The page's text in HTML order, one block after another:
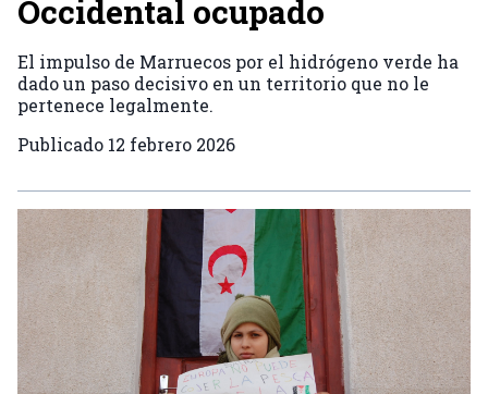
Occidental ocupado
El impulso de Marruecos por el hidrógeno verde ha
dado un paso decisivo en un territorio que no le
pertenece legalmente.
Publicado 12 febrero 2026